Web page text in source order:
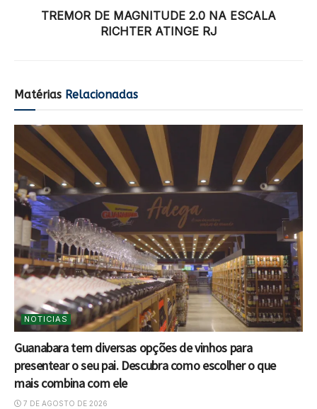
TREMOR DE MAGNITUDE 2.0 NA ESCALA
RICHTER ATINGE RJ
Matérias Relacionadas
NOTICIAS
Guanabara tem diversas opções de vinhos para
presentear o seu pai. Descubra como escolher o que
mais combina com ele
7 DE AGOSTO DE 2026